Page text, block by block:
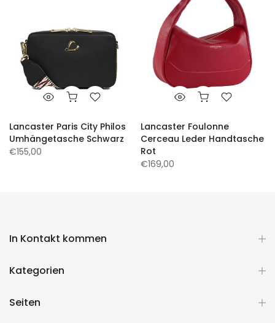
Lancaster Paris City Philos
Umhängetasche Schwarz
€155,00
Lancaster Foulonne
Cerceau Leder Handtasche
Rot
€169,00
In Kontakt kommen
Kategorien
Seiten